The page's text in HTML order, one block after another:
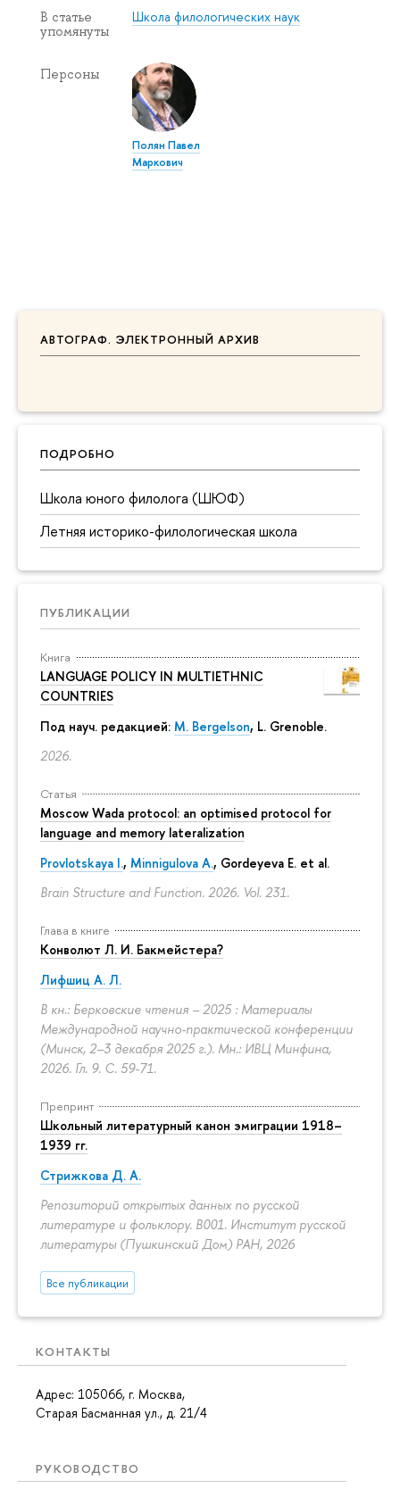
АВТОГРАФ. ЭЛЕКТРОННЫЙ АРХИВ
ПОДРОБНО
Школа юного филолога (ШЮФ)
Летняя историко-филологическая школа
ПУБЛИКАЦИИ
Книга
LANGUAGE POLICY IN MULTIETHNIC
COUNTRIES
Под науч. редакцией: M. Bergelson, L. Grenoble.
2026.
Статья
Moscow Wada protocol: an optimised protocol for
language and memory lateralization
Provlotskaya I., Minnigulova A., Gordeyeva E. et al.
Brain Structure and Function. 2026. Vol. 231.
Глава в книге
Конволют Л. И. Бакмейстера?
Лифшиц А. Л.
В кн.: Берковские чтения – 2025 : Материалы
Международной научно-практической конференции
(Минск, 2–3 декабря 2025 г.). Мн.: ИВЦ Минфина,
2026. Гл. 9. С. 59-71.
Препринт
Школьный литературный канон эмиграции 1918–
1939 гг.
Стрижкова Д. А.
Репозиторий открытых данных по русской
литературе и фольклору. B001. Институт русской
литературы (Пушкинский Дом) РАН, 2026
Все публикации
КОНТАКТЫ
Адрес: 105066, г. Москва,
Старая Басманная ул., д. 21/4
РУКОВОДСТВО
В статье
упомянуты
Школа филологических наук
Персоны
Полян Павел
Маркович